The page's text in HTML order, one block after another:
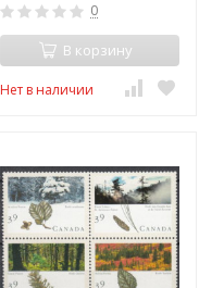
0
В корзину
Нет в наличии